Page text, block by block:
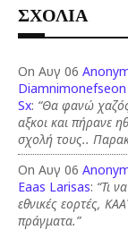
ΣΧΟΛΙΑ
On Αυγ 06
Sx: “Θα φανώ
αξκοι και πήρανε
σχολή τους..
On Αυγ 06
Eaas Larisas: “Τι
εθνικές εορτές,
πράγματα.”